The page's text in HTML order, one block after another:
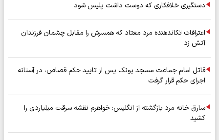
دستگیری خلافکاری که دوست داشت پلیس شود
اعترافات تکاندهنده مرد معتاد که همسرش را مقابل چشمان فرزندان
آتش زد
قاتل امام جماعت مسجد پونک پس از تایید حکم قصاص، در آستانه
اجرای حکم قرار گرفت
سارق خانه مرد بازگشته از انگلیس: خواهرم نقشه سرقت میلیاردی را
کشید